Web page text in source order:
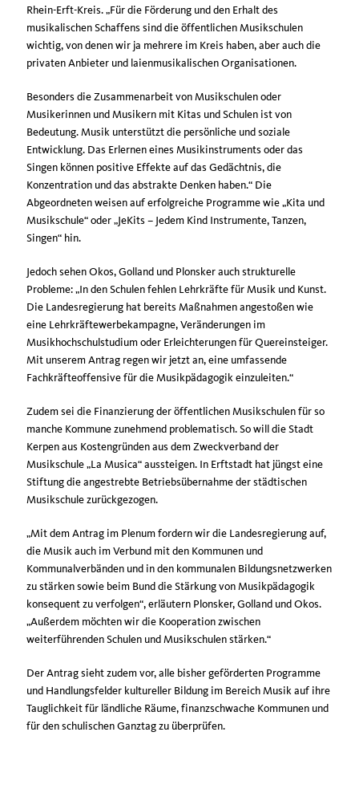
Rhein-Erft-Kreis. „Für die Förderung und den Erhalt des
musikalischen Schaffens sind die öffentlichen Musikschulen
wichtig, von denen wir ja mehrere im Kreis haben, aber auch die
privaten Anbieter und laienmusikalischen Organisationen.
Besonders die Zusammenarbeit von Musikschulen oder
Musikerinnen und Musikern mit Kitas und Schulen ist von
Bedeutung. Musik unterstützt die persönliche und soziale
Entwicklung. Das Erlernen eines Musikinstruments oder das
Singen können positive Effekte auf das Gedächtnis, die
Konzentration und das abstrakte Denken haben.“ Die
Abgeordneten weisen auf erfolgreiche Programme wie „Kita und
Musikschule“ oder „JeKits – Jedem Kind Instrumente, Tanzen,
Singen“ hin.
Jedoch sehen Okos, Golland und Plonsker auch strukturelle
Probleme: „In den Schulen fehlen Lehrkräfte für Musik und Kunst.
Die Landesregierung hat bereits Maßnahmen angestoßen wie
eine Lehrkräftewerbekampagne, Veränderungen im
Musikhochschulstudium oder Erleichterungen für Quereinsteiger.
Mit unserem Antrag regen wir jetzt an, eine umfassende
Fachkräfteoffensive für die Musikpädagogik einzuleiten.“
Zudem sei die Finanzierung der öffentlichen Musikschulen für so
manche Kommune zunehmend problematisch. So will die Stadt
Kerpen aus Kostengründen aus dem Zweckverband der
Musikschule „La Musica“ aussteigen. In Erftstadt hat jüngst eine
Stiftung die angestrebte Betriebsübernahme der städtischen
Musikschule zurückgezogen.
Mit dem Antrag im Plenum fordern wir die Landesregierung auf,
die Musik auch im Verbund mit den Kommunen und
Kommunalverbänden und in den kommunalen Bildungsnetzwerken
zu stärken sowie beim Bund die Stärkung von Musikpädagogik
konsequent zu verfolgen“, erläutern Plonsker, Golland und Okos.
Außerdem möchten wir die Kooperation zwischen
weiterführenden Schulen und Musikschulen stärken.“
Der Antrag sieht zudem vor, alle bisher geförderten Programme
und Handlungsfelder kultureller Bildung im Bereich Musik auf ihre
Tauglichkeit für ländliche Räume, finanzschwache Kommunen und
für den schulischen Ganztag zu überprüfen.